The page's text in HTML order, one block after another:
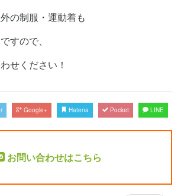
の制服・運動着も
すので、
せください！
Google+ Hatena Pocket LINE
お問い合わせはこちら